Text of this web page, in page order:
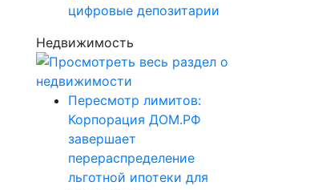
цифровые депозитарии
Недвижимость
Пересмотр лимитов:
Корпорация ДОМ.РФ
завершает
перераспределение
льготной ипотеки для